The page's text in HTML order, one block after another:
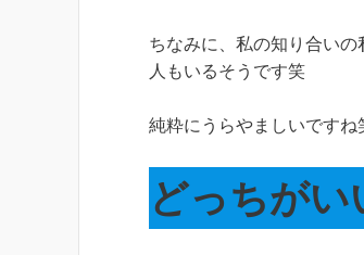
ちなみに、私の知り合い
人もいるそうです笑
純粋にうらやましいですね
どっちがい